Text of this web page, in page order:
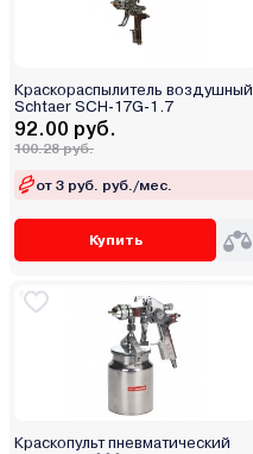
Краскораспылитель воздушный
Schtaer SCH-17G-1.7
92.00 руб.
100.28 руб.
от 3 руб. руб./мес.
Купить
Краскопульт пневматический